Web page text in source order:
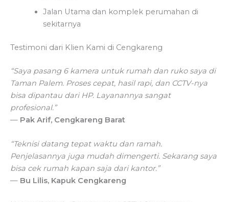
Jalan Utama dan komplek perumahan di
sekitarnya
Testimoni dari Klien Kami di Cengkareng
“Saya pasang 6 kamera untuk rumah dan ruko saya di
Taman Palem. Proses cepat, hasil rapi, dan CCTV-nya
bisa dipantau dari HP. Layanannya sangat
profesional.”
— Pak Arif, Cengkareng Barat
“Teknisi datang tepat waktu dan ramah.
Penjelasannya juga mudah dimengerti. Sekarang saya
bisa cek rumah kapan saja dari kantor.”
— Bu Lilis, Kapuk Cengkareng